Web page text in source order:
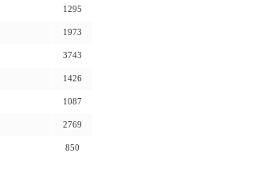
1295
1973
3743
1426
1087
2769
850